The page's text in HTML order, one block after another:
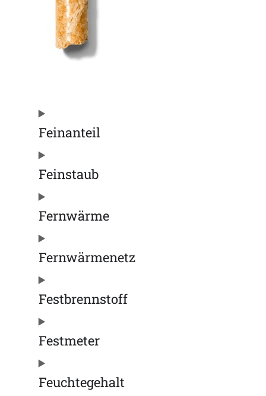
Feinanteil
Feinstaub
Fernwärme
Fernwärmenetz
Festbrennstoff
Festmeter
Feuchtegehalt